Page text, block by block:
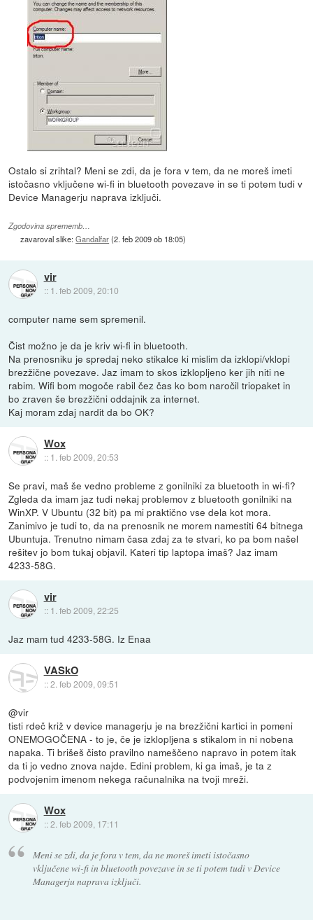
Ostalo si zrihtal? Meni se zdi, da je fora v tem, da ne moreš imeti
istočasno vključene wi-fi in bluetooth povezave in se ti potem tudi v
Device Managerju naprava izključi.
Zgodovina sprememb…
zavaroval slike:Gandalfar(2. feb 2009 ob 18:05)
vir
:: 1. feb 2009, 20:10
computer name sem spremenil.
Čist možno je da je kriv wi-fi in bluetooth.
Na prenosniku je spredaj neko stikalce ki mislim da izklopi/vklopi
brezžične povezave. Jaz imam to skos izklopljeno ker jih niti ne
rabim. Wifi bom mogoče rabil čez čas ko bom naročil triopaket in
bo zraven še brezžični oddajnik za internet.
Kaj moram zdaj nardit da bo OK?
Wox
:: 1. feb 2009, 20:53
Se pravi, maš še vedno probleme z gonilniki za bluetooth in wi-fi?
Zgleda da imam jaz tudi nekaj problemov z bluetooth gonilniki na
WinXP. V Ubuntu (32 bit) pa mi praktično vse dela kot mora.
Zanimivo je tudi to, da na prenosnik ne morem namestiti 64 bitnega
Ubuntuja. Trenutno nimam časa zdaj za te stvari, ko pa bom našel
rešitev jo bom tukaj objavil. Kateri tip laptopa imaš? Jaz imam
4233-58G.
vir
:: 1. feb 2009, 22:25
Jaz mam tud 4233-58G. Iz Enaa
VASkO
::2. feb 2009, 09:51
@vir
tisti rdeč križ v device managerju je na brezžični kartici in pomeni
ONEMOGOČENA - to je, če je izklopljena s stikalom in ni nobena
napaka. Ti brišeš čisto pravilno nameščeno napravo in potem itak
da ti jo vedno znova najde. Edini problem, ki ga imaš, je ta z
podvojenim imenom nekega računalnika na tvoji mreži.
Wox
::2. feb 2009, 17:11
Meni se zdi, da je fora v tem, da ne moreš imeti istočasno
vključene wi-fi in bluetooth povezave in se ti potem tudi v Device
Managerju naprava izključi.